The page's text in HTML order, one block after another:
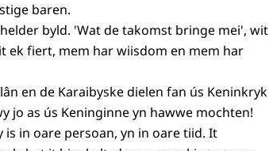
baren.
byld. 'Wat de takomst bringe mei', wit
ek fiert, mem har wiisdom en mem har
en de Karaibyske dielen fan ús Keninkryk
jo as ús Keninginne yn hawwe mochten!
in oare persoan, yn in oare tiid. It